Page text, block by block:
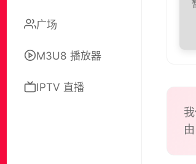
广场
M3U8 播放器
IPTV 直播